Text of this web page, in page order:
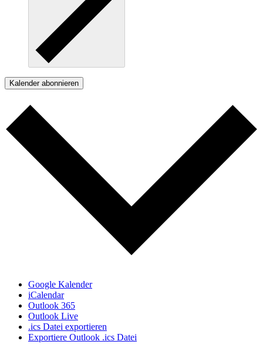
Kalender abonnieren
Google Kalender
iCalendar
Outlook 365
Outlook Live
.ics Datei exportieren
Exportiere Outlook .ics Datei